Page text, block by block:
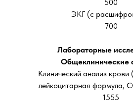
500
ЭКГ (с
700
Лабораторные
Общеклинические
Клинический анализ
лейкоцитарная формула,
1555